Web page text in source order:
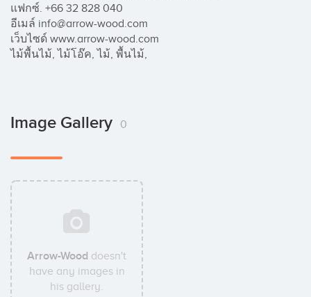
แฟกซ์. +66 32 828 040
อีเมล์ info@arrow-wood.com
เว็บไซด์ www.arrow-wood.com
ไม้พื้นไม้, ไม้โอ๊ค, ไม้, พื้นไม้,
Image Gallery 0
Arrow-Wood doesn't
have any images in
his gallery.